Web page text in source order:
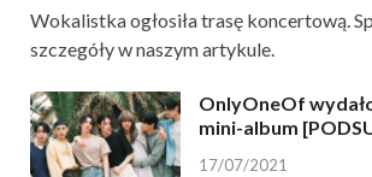
Wokalistka ogłosiła trasę koncertową.
szczegóły w naszym artykule.
OnlyOneOf
mini-album
17/07/2021